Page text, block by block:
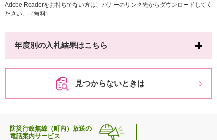
Adobe Readerをお持ちでない方は、バナーのリンク先からダウンロードしてく
ださい。（無料）
年度別の入札結果はこちら
見つからないときは
防災行政無線（町内）放送の
電話案内サービス